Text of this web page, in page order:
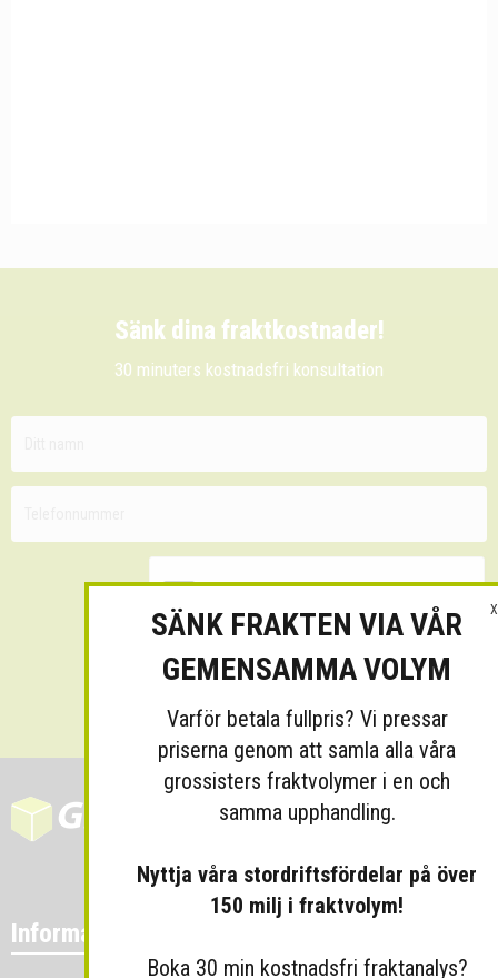
Sänk dina fraktkostnader!
30 minuters kostnadsfri konsultation
Skicka
Information
X
SÄNK FRAKTEN VIA VÅR
GEMENSAMMA VOLYM
Varför betala fullpris? Vi pressar
priserna genom att samla alla våra
grossisters fraktvolymer i en och
samma upphandling.
Nyttja våra stordriftsfördelar på över
150 milj i fraktvolym!
Boka 30 min kostnadsfri fraktanalys?